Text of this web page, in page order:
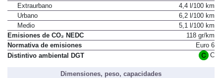
Extraurbano
4,4 l/100 km
Urbano
6,2 l/100 km
Medio
5,1 l/100 km
Emisiones de CO₂ NEDC
118 gr/km
Normativa de emisiones
Euro 6
Distintivo ambiental DGT
C
Dimensiones, peso, capacidades